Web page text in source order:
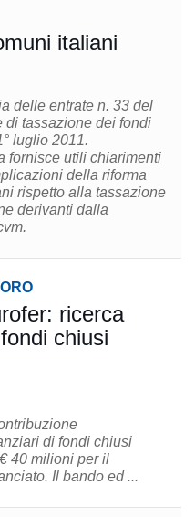
italiani
delle entrate n. 33 del
di tassazione dei fondi
luglio 2011.
fornisce utili chiarimenti
della riforma
rispetto alla tassazione
derivanti dalla
ricerca
chiusi
di fondi chiusi
40 milioni per il
Il bando ed ...